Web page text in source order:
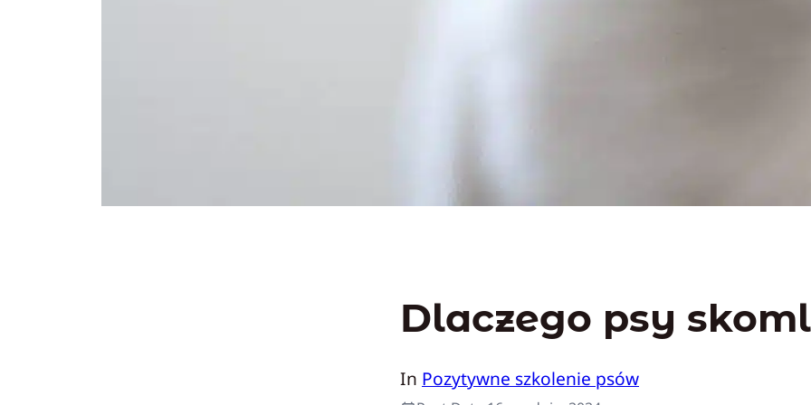
Dlaczego psy
In Pozytywne szkolenie psów